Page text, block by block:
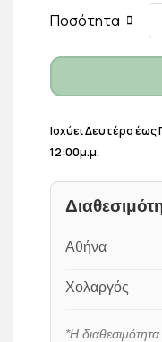
Ποσότητα
Ισχύει Δευτέρα έως
12:00μ.μ.
Αθήνα
Χολαργός
*Η